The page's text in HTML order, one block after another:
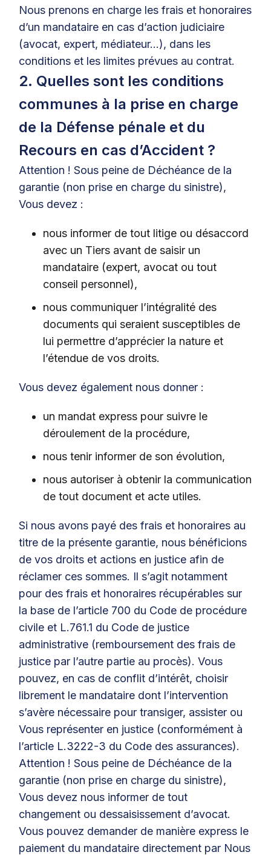
Nous prenons en charge les frais et honoraires
d’un mandataire en cas d’action judiciaire
(avocat, expert, médiateur…), dans les
conditions et les limites prévues au contrat.
2. Quelles sont les conditions
communes à la prise en charge
de la Défense pénale et du
Recours en cas d’Accident ?
Attention ! Sous peine de Déchéance de la
garantie (non prise en charge du sinistre),
Vous devez :
nous informer de tout litige ou désaccord
avec un Tiers avant de saisir un
mandataire (expert, avocat ou tout
conseil personnel),
nous communiquer l’intégralité des
documents qui seraient susceptibles de
lui permettre d’apprécier la nature et
l’étendue de vos droits.
Vous devez également nous donner :
un mandat express pour suivre le
déroulement de la procédure,
nous tenir informer de son évolution,
nous autoriser à obtenir la communication
de tout document et acte utiles.
Si nous avons payé des frais et honoraires au
titre de la présente garantie, nous bénéficions
de vos droits et actions en justice afin de
réclamer ces sommes. Il s’agit notamment
pour des frais et honoraires récupérables sur
la base de l’article 700 du Code de procédure
civile et L.761.1 du Code de justice
administrative (remboursement des frais de
justice par l’autre partie au procès). Vous
pouvez, en cas de conflit d’intérêt, choisir
librement le mandataire dont l’intervention
s’avère nécessaire pour transiger, assister ou
Vous représenter en justice (conformément à
l’article L.3222-3 du Code des assurances).
Attention ! Sous peine de Déchéance de la
garantie (non prise en charge du sinistre),
Vous devez nous informer de tout
changement ou dessaisissement d’avocat.
Vous pouvez demander de manière express le
paiement du mandataire directement par Nous